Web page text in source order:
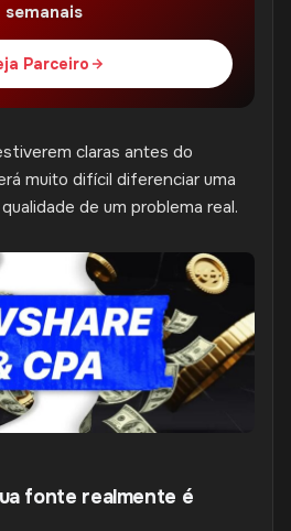
semanais
Parceiro
claras antes do
muito difícil diferenciar uma
de um problema real.
fonte realmente é